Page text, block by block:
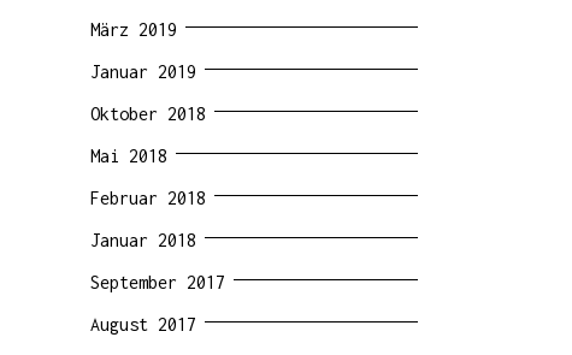
März 2019
Januar 2019
Oktober 2018
Mai 2018
Februar 2018
Januar 2018
September 2017
August 2017